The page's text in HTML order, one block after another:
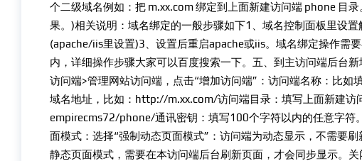
个二级域名例如：把 m.xx.com 绑定到上面新建访问端 phone 目
果。)相关说明：域名绑定的一般步骤如下1、域名控制面板里设
(apache/iis里设置)3、设置后重启apache或iis。域名绑定操作需
内，详细操作步骤大家可以百度搜索一下。五、到主访问端后台
访问端>管理网站访问端，点击“增加访问端”：访问端名称：比如
域名地址，比如：http://m.xx.com/访问端目录：填写上面新建
empirecms72/phone/通讯密钥：填写100个字符以内的任意字符
面模式：选择“强制动态页面模式”：访问端为动态显示，不需要
静态页面模式，需要在本访问端后台刷新页面，才会同步显示。